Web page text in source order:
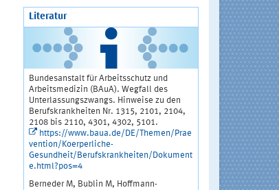
Literatur
Bundesanstalt für Arbeitsschutz und
Arbeitsmedizin (BAuA). Wegfall des
Unterlassungszwangs. Hinweise zu den
Berufskrankheiten Nr. 1315, 2101, 2104,
2108 bis 2110, 4301, 4302, 5101.
https://www.baua.de/DE/Themen/Prae
vention/Koerperliche-
Gesundheit/Berufskrankheiten/Dokument
e.html?pos=4
Berneder M, Bublin M, Hoffmann-